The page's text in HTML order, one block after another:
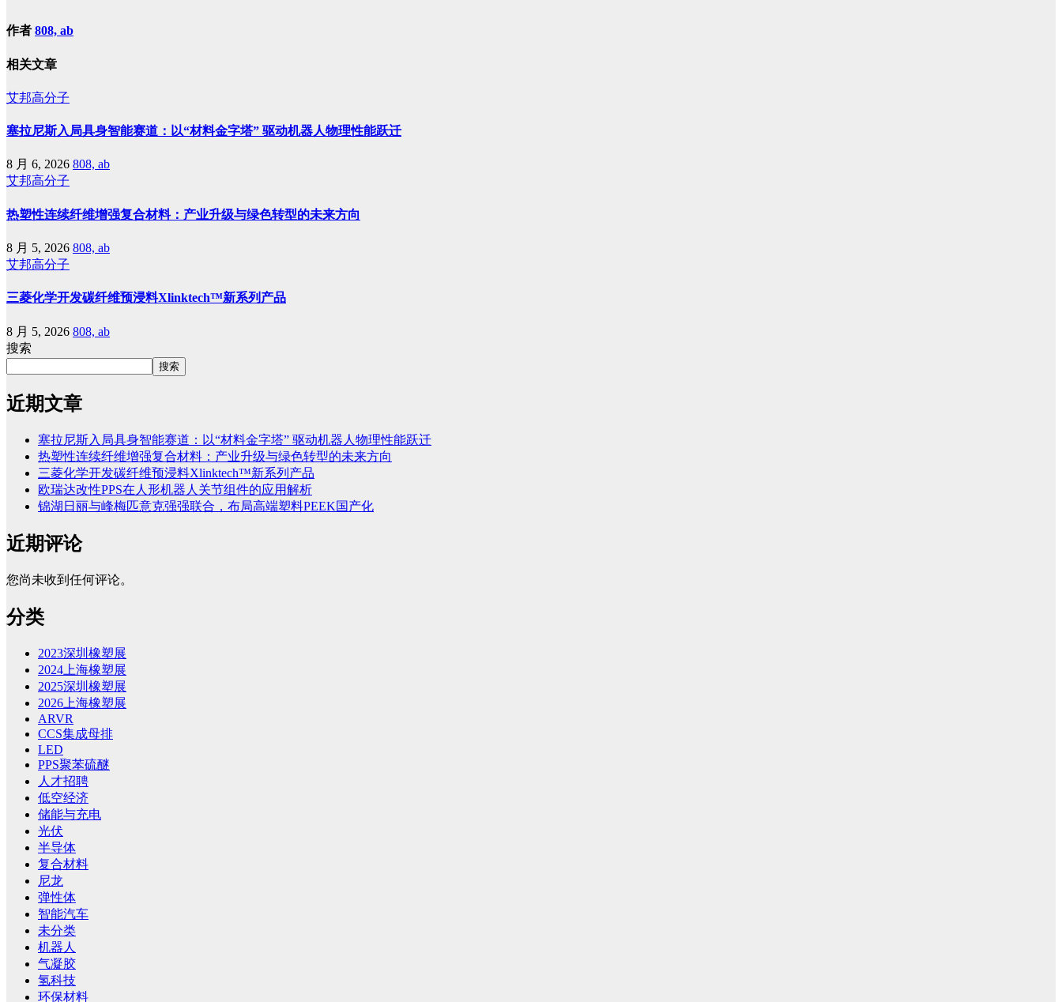
作者 808, ab
相关文章
艾邦高分子
塞拉尼斯入局具身智能赛道：以“材料金字塔” 驱动机器人物理性能跃迁
8 月 6, 2026 808, ab
艾邦高分子
热塑性连续纤维增强复合材料：产业升级与绿色转型的未来方向
8 月 5, 2026 808, ab
艾邦高分子
三菱化学开发碳纤维预浸料Xlinktech™新系列产品
8 月 5, 2026 808, ab
搜索
搜索
近期文章
塞拉尼斯入局具身智能赛道：以“材料金字塔” 驱动机器人物理性能跃迁
热塑性连续纤维增强复合材料：产业升级与绿色转型的未来方向
三菱化学开发碳纤维预浸料Xlinktech™新系列产品
欧瑞达改性PPS在人形机器人关节组件的应用解析
锦湖日丽与峰梅匹意克强强联合，布局高端塑料PEEK国产化
近期评论
您尚未收到任何评论。
分类
2023深圳橡塑展
2024上海橡塑展
2025深圳橡塑展
2026上海橡塑展
ARVR
CCS集成母排
LED
PPS聚苯硫醚
人才招聘
低空经济
储能与充电
光伏
半导体
复合材料
尼龙
弹性体
智能汽车
未分类
机器人
气凝胶
氢科技
环保材料